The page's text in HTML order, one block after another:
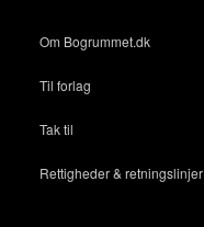
Om Bogrummet.dk
Til forlag
Tak til
Rettigheder & retningslinjer